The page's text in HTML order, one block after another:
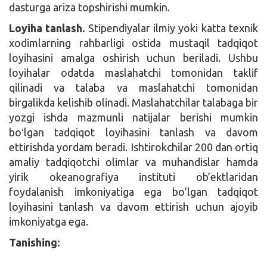
dasturga ariza topshirishi mumkin.
Loyiha tanlash. Stipendiyalar ilmiy yoki katta texnik
xodimlarning rahbarligi ostida mustaqil tadqiqot
loyihasini amalga oshirish uchun beriladi. Ushbu
loyihalar odatda maslahatchi tomonidan taklif
qilinadi va talaba va maslahatchi tomonidan
birgalikda kelishib olinadi. Maslahatchilar talabaga bir
yozgi ishda mazmunli natijalar berishi mumkin
boʻlgan tadqiqot loyihasini tanlash va davom
ettirishda yordam beradi. Ishtirokchilar 200 dan ortiq
amaliy tadqiqotchi olimlar va muhandislar hamda
yirik okeanografiya instituti ob’ektlaridan
foydalanish imkoniyatiga ega bo’lgan tadqiqot
loyihasini tanlash va davom ettirish uchun ajoyib
imkoniyatga ega.
Tanishing: